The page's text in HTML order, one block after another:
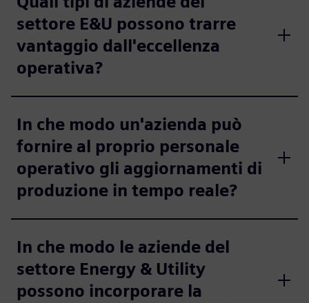
settore E&U possono trarre
vantaggio dall'eccellenza
operativa?
In che modo un'azienda può
fornire al proprio personale
operativo gli aggiornamenti di
produzione in tempo reale?
In che modo le aziende del
settore Energy & Utility
possono incorporare la